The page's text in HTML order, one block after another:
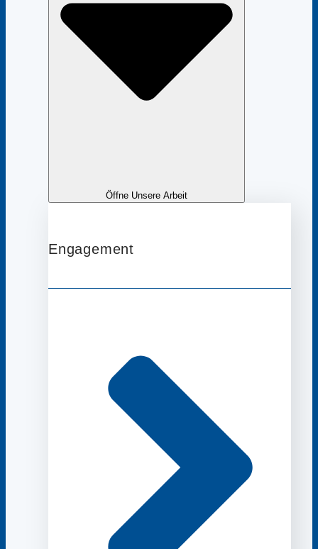
Öffne Unsere Arbeit
Engagement